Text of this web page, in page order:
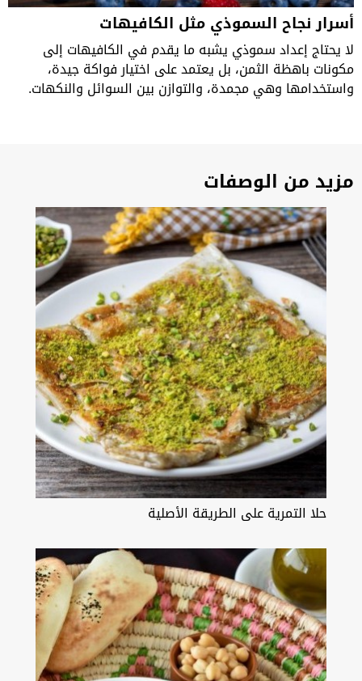
أسرار نجاح السموذي مثل الكافيهات
لا يحتاج إعداد سموذي يشبه ما يقدم في الكافيهات إلى
مكونات باهظة الثمن، بل يعتمد على اختيار فواكة جيدة،
واستخدامها وهي مجمدة، والتوازن بين السوائل والنكهات.
مزيد من الوصفات
حلا التمرية على الطريقة الأصلية